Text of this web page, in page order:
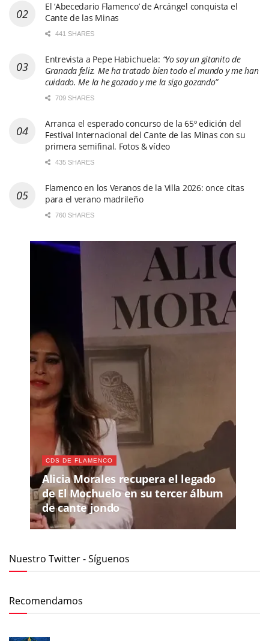
El ‘Abecedario Flamenco’ de Arcángel conquista el
Cante de las Minas
441 SHARES
Entrevista a Pepe Habichuela: “Yo soy un gitanito de
Granada feliz. Me ha tratado bien todo el mundo y me han
cuidado. Me la he gozado y me la sigo gozando”
709 SHARES
Arranca el esperado concurso de la 65º edición del
Festival Internacional del Cante de las Minas con su
primera semifinal. Fotos & vídeo
435 SHARES
Flamenco en los Veranos de la Villa 2026: once citas
para el verano madrileño
760 SHARES
CDS DE FLAMENCO
Alicia Morales recupera el legado
de El Mochuelo en su tercer álbum
de cante jondo
Nuestro Twitter - Síguenos
Recomendamos